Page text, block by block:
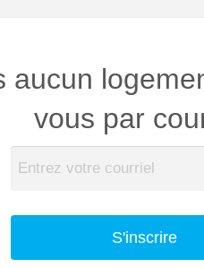
aucun
vous par
S'inscrire